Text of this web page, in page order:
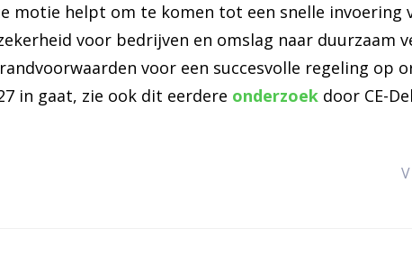
motie helpt om te komen tot een snelle invoering
voor bedrijven en omslag naar duurzaam
voor een succesvolle regeling op
in gaat, zie ook dit eerdere onderzoek door CE-